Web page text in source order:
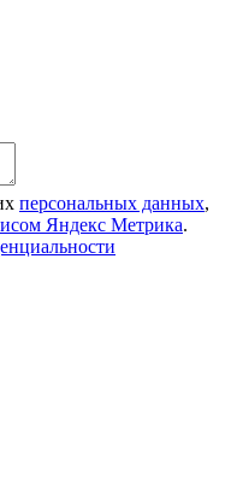
персональных данных,
Яндекс Метрика.